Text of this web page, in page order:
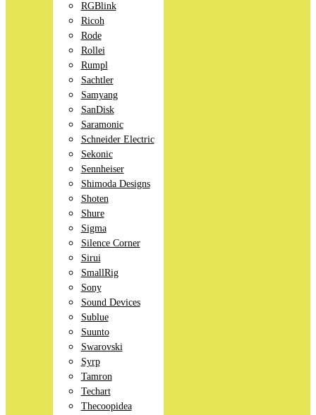
RGBlink
Ricoh
Rode
Rollei
Rumpl
Sachtler
Samyang
SanDisk
Saramonic
Schneider Electric
Sekonic
Sennheiser
Shimoda Designs
Shoten
Shure
Sigma
Silence Corner
Sirui
SmallRig
Sony
Sound Devices
Sublue
Suunto
Swarovski
Syrp
Tamron
Techart
Thecoopidea